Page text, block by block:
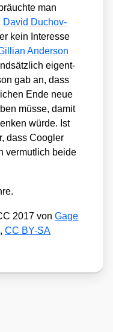
man
David Duchov­
kein Inter­es­se
Ander­son
eigent­
gab an, dass
Ende neue
müs­se, damit
wür­de. Ist
dass Coog­ler
ver­mut­lich bei­de
2017 vonGage
,CC BY-SA